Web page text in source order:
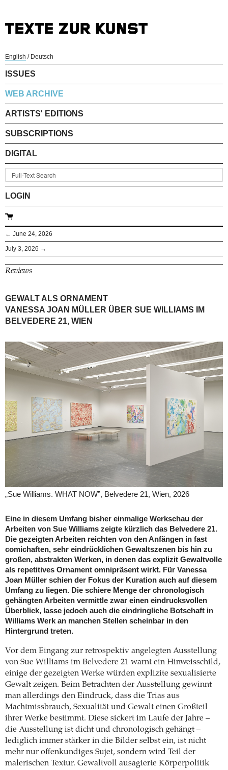
English / Deutsch
ISSUES
WEB ARCHIVE
ARTISTS' EDITIONS
SUBSCRIPTIONS
DIGITAL
LOGIN
← June 24, 2026
July 3, 2026 →
Reviews
GEWALT ALS ORNAMENT
VANESSA JOAN MÜLLER ÜBER SUE WILLIAMS IM
BELVEDERE 21, WIEN
„Sue Williams. WHAT NOW”, Belvedere 21, Wien, 2026
Eine in diesem Umfang bisher einmalige Werkschau der
Arbeiten von Sue Williams zeigte kürzlich das Belvedere 21.
Die gezeigten Arbeiten reichten von den Anfängen in fast
comichaften, sehr eindrücklichen Gewaltszenen bis hin zu
großen, abstrakten Werken, in denen das explizit Gewaltvolle
als repetitives Ornament omnipräsent wirkt. Für Vanessa
Joan Müller schien der Fokus der Kuration auch auf diesem
Umfang zu liegen. Die schiere Menge der chronologisch
gehängten Arbeiten vermittle zwar einen eindrucksvollen
Überblick, lasse jedoch auch die eindringliche Botschaft in
Williams Werk an manchen Stellen scheinbar in den
Hintergrund treten.
Vor dem Eingang zur retrospektiv angelegten Ausstellung
von Sue Williams im Belvedere 21 warnt ein Hinweisschild,
einige der gezeigten Werke würden explizite sexualisierte
Gewalt zeigen. Beim Betrachten der Ausstellung gewinnt
man allerdings den Eindruck, dass die Trias aus
Machtmissbrauch, Sexualität und Gewalt einen Großteil
ihrer Werke bestimmt. Diese sickert im Laufe der Jahre –
die Ausstellung ist dicht und chronologisch gehängt –
lediglich immer stärker in die Bilder selbst ein, ist nicht
mehr nur offenkundiges Sujet, sondern wird Teil der
malerischen Textur. Gewaltvoll ausagierte Körperpolitik